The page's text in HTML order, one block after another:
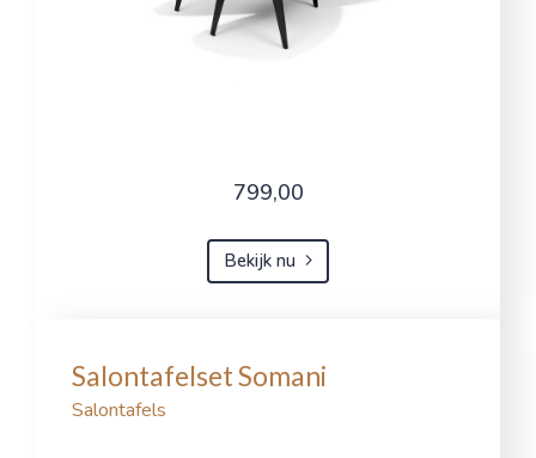
799,00
Bekijk nu
Salontafelset Somani
Salontafels